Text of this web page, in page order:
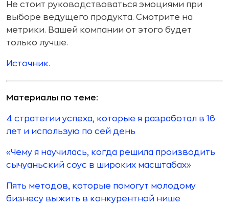
Не стоит руководствоваться эмоциями при
выборе ведущего продукта. Смотрите на
метрики. Вашей компании от этого будет
только лучше.
Источник.
Материалы по теме:
4 стратегии успеха, которые я разработал в 16
лет и использую по сей день
«Чему я научилась, когда решила производить
сычуаньский соус в широких масштабах»
Пять методов, которые помогут молодому
бизнесу выжить в конкурентной нише